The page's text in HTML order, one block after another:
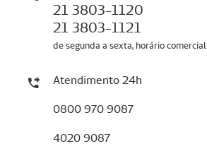
21 3803-1120
21 3803-1121
de segunda a sexta, horário comercial
Atendimento 24h
0800 970 9087
4020 9087